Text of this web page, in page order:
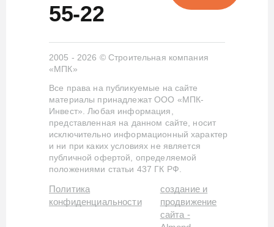
55-22
2005 - 2026 © Строительная компания
«МПК»
Все права на публикуемые на сайте
материалы принадлежат ООО «МПК-
Инвест». Любая информация,
представленная на данном сайте, носит
исключительно информационный характер
и ни при каких условиях не является
публичной офертой, определяемой
положениями статьи 437 ГК РФ.
Политика
конфиденциальности
создание и
продвижение
сайта -